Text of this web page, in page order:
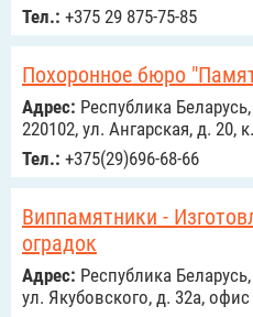
Тел.: +375 29 875-75-85
Похоронное бюро
Адрес: Республика
220102, ул. Ангарская, д. 20,
Тел.: +375(29)696-68-66
Виппамятники -
оградок
Адрес: Республика
ул. Якубовского, д. 32а,